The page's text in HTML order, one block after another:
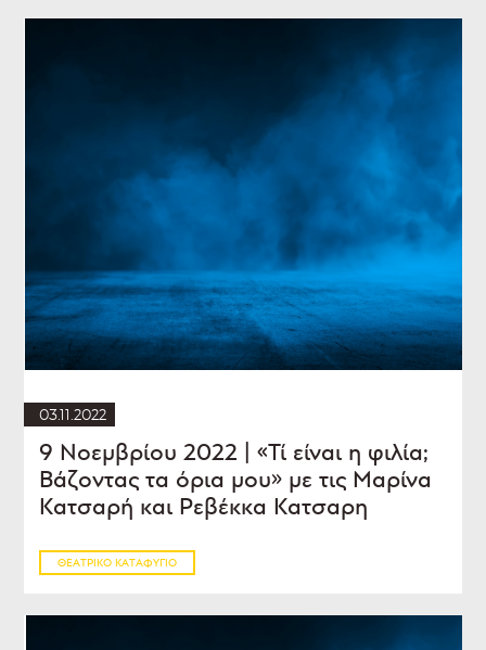
03.11.2022
9 Νοεμβρίου 2022 | «Τί είναι η φιλία;
Βάζοντας τα όρια μου» με τις Μαρίνα
Κατσαρή και Ρεβέκκα Κατσαρη
ΘΕΑΤΡΙΚΌ ΚΑΤΑΦΎΓΙΟ